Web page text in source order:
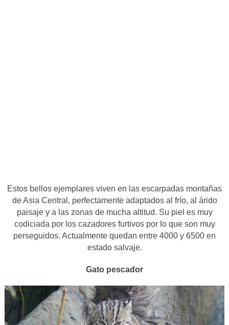
Estos bellos ejemplares viven en las escarpadas montañas
de Asia Central, perfectamente adaptados al frío, al árido
paisaje y a las zonas de mucha altitud. Su piel es muy
codiciada por los cazadores furtivos por lo que son muy
perseguidos. Actualmente quedan entre 4000 y 6500 en
estado salvaje.
Gato pescador